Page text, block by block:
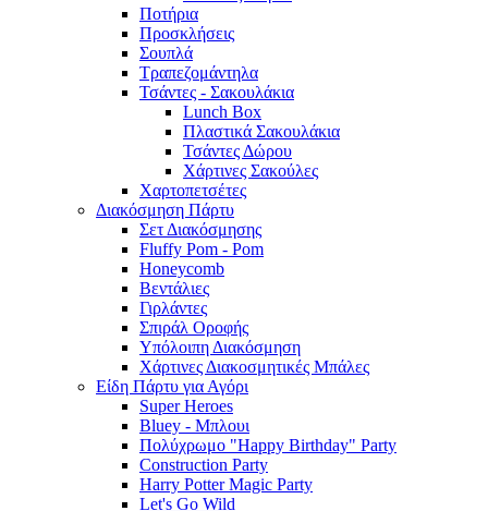
Ποτήρια
Προσκλήσεις
Σουπλά
Τραπεζομάντηλα
Τσάντες - Σακουλάκια
Lunch Box
Πλαστικά Σακουλάκια
Τσάντες Δώρου
Χάρτινες Σακούλες
Χαρτοπετσέτες
Διακόσμηση Πάρτυ
Σετ Διακόσμησης
Fluffy Pom - Pom
Honeycomb
Βεντάλιες
Γιρλάντες
Σπιράλ Οροφής
Υπόλοιπη Διακόσμηση
Χάρτινες Διακοσμητικές Μπάλες
Είδη Πάρτυ για Αγόρι
Super Heroes
Bluey - Μπλουι
Πολύχρωμο "Happy Birthday" Party
Construction Party
Harry Potter Magic Party
Let's Go Wild